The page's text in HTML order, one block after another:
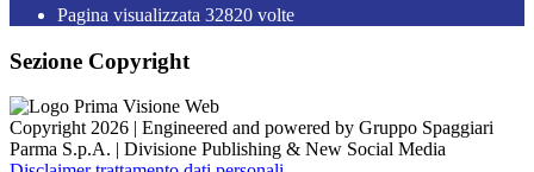
Pagina visualizzata 32820 volte
Sezione Copyright
Copyright 2026 | Engineered and powered by Gruppo Spaggiari
Parma S.p.A. | Divisione Publishing & New Social Media